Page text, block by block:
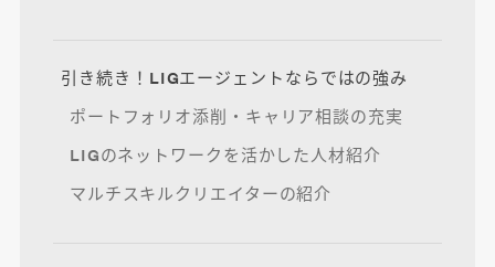
引き続き！LIGエージェントならではの強み
ポートフォリオ添削・キャリア相談の充実
LIGのネットワークを活かした人材紹介
マルチスキルクリエイターの紹介